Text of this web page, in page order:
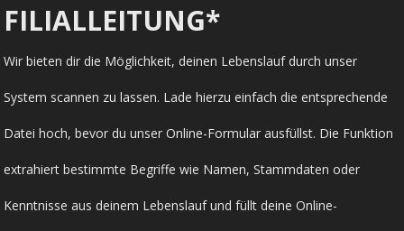
FILIALLEITUNG*
Wir bieten dir die Möglichkeit, deinen Lebenslauf durch unser
System scannen zu lassen. Lade hierzu einfach die entsprechende
Datei hoch, bevor du unser Online-Formular ausfüllst. Die Funktion
extrahiert bestimmte Begriffe wie Namen, Stammdaten oder
Kenntnisse aus deinem Lebenslauf und füllt deine Online-